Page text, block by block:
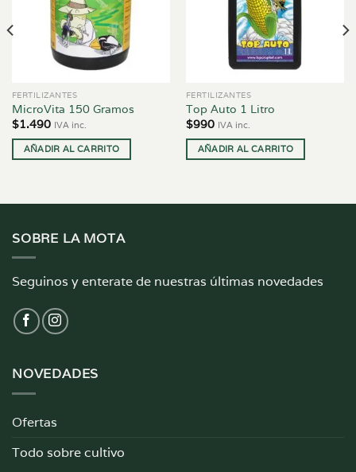
FERTILIZANTES
MicroVita 150 Gramos
$1.490 IVA inc.
AÑADIR AL CARRITO
FERTILIZANTES
Top Auto 1 Litro
$990 IVA inc.
AÑADIR AL CARRITO
SOBRE LA MOTA
Seguinos y enterate de nuestras últimas novedades
NOVEDADES
Ofertas
Todo sobre cultivo